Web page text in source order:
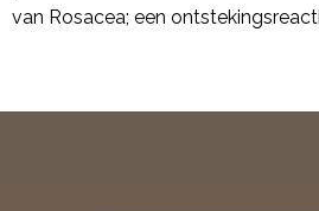
van Rosacea; een